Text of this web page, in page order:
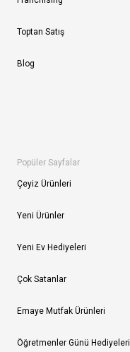
Toptan Satış
Blog
Popüler Sayfalar
Çeyiz Ürünleri
Yeni Ürünler
Yeni Ev Hediyeleri
Çok Satanlar
Emaye Mutfak Ürünleri
Öğretmenler Günü Hediyeleri